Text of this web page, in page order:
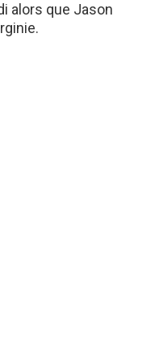
alors que Jason